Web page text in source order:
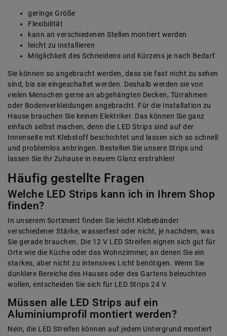
geringe Größe
Flexibilität
kann an verschiedenen Stellen montiert werden
leicht zu installieren
Möglichkeit des Schneidens und Kürzens je nach Bedarf
Sie können so angebracht werden, dass sie fast nicht zu sehen
sind, bis sie eingeschaltet werden. Deshalb werden sie von
vielen Menschen gerne an abgehängten Decken, Türrahmen
oder Bodenverkleidungen angebracht. Für die Installation zu
Hause brauchen Sie keinen Elektriker. Das können Sie ganz
einfach selbst machen, denn die LED Strips sind auf der
Innenseite mit Klebstoff beschichtet und lassen sich so schnell
und problemlos anbringen. Bestellen Sie unsere Strips und
lassen Sie Ihr Zuhause in neuem Glanz erstrahlen!
Häufig gestellte Fragen
Welche LED Strips kann ich in Ihrem Shop
finden?
In unserem Sortiment finden Sie leicht Klebebänder
verschiedener Stärke, wasserfest oder nicht, je nachdem, was
Sie gerade brauchen. Die 12 V LED Streifen eignen sich gut für
Orte wie die Küche oder das Wohnzimmer, an denen Sie ein
starkes, aber nicht zu intensives Licht benötigen. Wenn Sie
dunklere Bereiche des Hauses oder des Gartens beleuchten
wollen, entscheiden Sie sich für LED Strips 24 V.
Müssen alle LED Strips auf ein
Aluminiumprofil montiert werden?
Nein, die LED Streifen können auf jedem Untergrund montiert